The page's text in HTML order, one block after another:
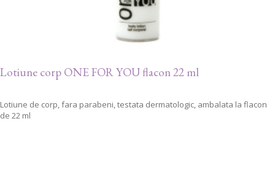
Lotiune corp ONE FOR YOU flacon 22 ml
Lotiune de corp, fara parabeni, testata dermatologic, ambalata la flacon
de 22 ml